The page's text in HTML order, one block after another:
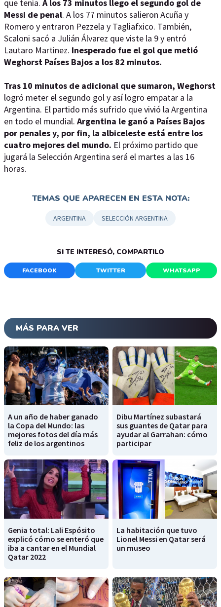
que tenía. A los 73 minutos llego el segundo gol de
Messi de penal. A los 77 minutos salieron Acuña y
Romero y entraron Pezzela y Tagliafxico. También,
Scaloni sacó a Julián Álvarez que viste la 9 y entró
Lautaro Martinez. Inesperado fue el gol que metió
Weghorst Países Bajos a los 82 minutos.
Tras 10 minutos de adicional que sumaron, Weghorst
logró meter el segundo gol y así logro empatar a la
Argentina. El partido más sufrido que vivió la Argentina
en todo el mundial. Argentina le ganó a Países Bajos
por penales y, por fin, la albiceleste está entre los
cuatro mejores del mundo. El próximo partido que
jugará la Selección Argentina será el martes a las 16
horas.
TEMAS QUE APARECEN EN ESTA NOTA:
ARGENTINA SELECCIÓN ARGENTINA
SI TE INTERESÓ, COMPARTILO
FACEBOOK TWITTER WHATSAPP
MÁS PARA VER
A un año de haber ganado
la Copa del Mundo: las
mejores fotos del día más
feliz de los argentinos
Dibu Martínez subastará
sus guantes de Qatar para
ayudar al Garrahan: cómo
participar
Genia total: Lali Espósito
explicó cómo se enteró que
iba a cantar en el Mundial
Qatar 2022
La habitación que tuvo
Lionel Messi en Qatar será
un museo